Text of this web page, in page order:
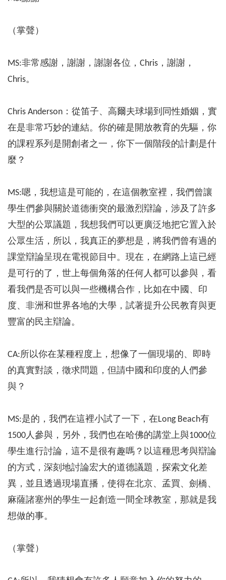
（掌聲）
MS:非常感謝，謝謝，謝謝各位，Chris，謝謝，
Chris。
Chris Anderson：從笛子、高爾夫球場到同性婚姻，實
在是非常巧妙的連結。你的確是開放教育的先驅，你
的課程系列是開創者之一，你下一個階段的計劃是什
麼？
MS:嗯，我想這是可能的，在這個教室裡，我們曾讓
學生們參與關於道德衝突的最激烈辯論，涉及了許多
大型的公眾議題，我想我們可以更廣泛地把它置入於
公眾生活，所以，我真正的夢想是，將我們曾有過的
課堂辯論呈現在電視節目中。現在，在網路上這已經
是可行的了，世上每個角落的任何人都可以參與，看
看我們是否可以與一些機構合作，比如在中國、印
度、非洲和世界各地的大學，試著提升公民教育與更
豐富的民主辯論。
CA:所以你在某種程度上，想像了一個現場的、即時
的真實對談，徵求問題，但請中國和印度的人們參
與？
MS:是的，我們在這裡小試了一下，在Long Beach有
1500人參與，另外，我們也在哈佛的講堂上與1000位
學生進行討論，這不是很有趣嗎？以這種思考與辯論
的方式，深刻地討論宏大的道德議題，探索文化差
異，並且透過現場直播，使得在北京、孟買、劍橋、
麻薩諸塞州的學生一起創造一間全球教室，那就是我
想做的事。
（掌聲）